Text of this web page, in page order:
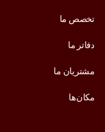
تخصص ما
دفاتر ما
مشتریان ما
مکان‌ها